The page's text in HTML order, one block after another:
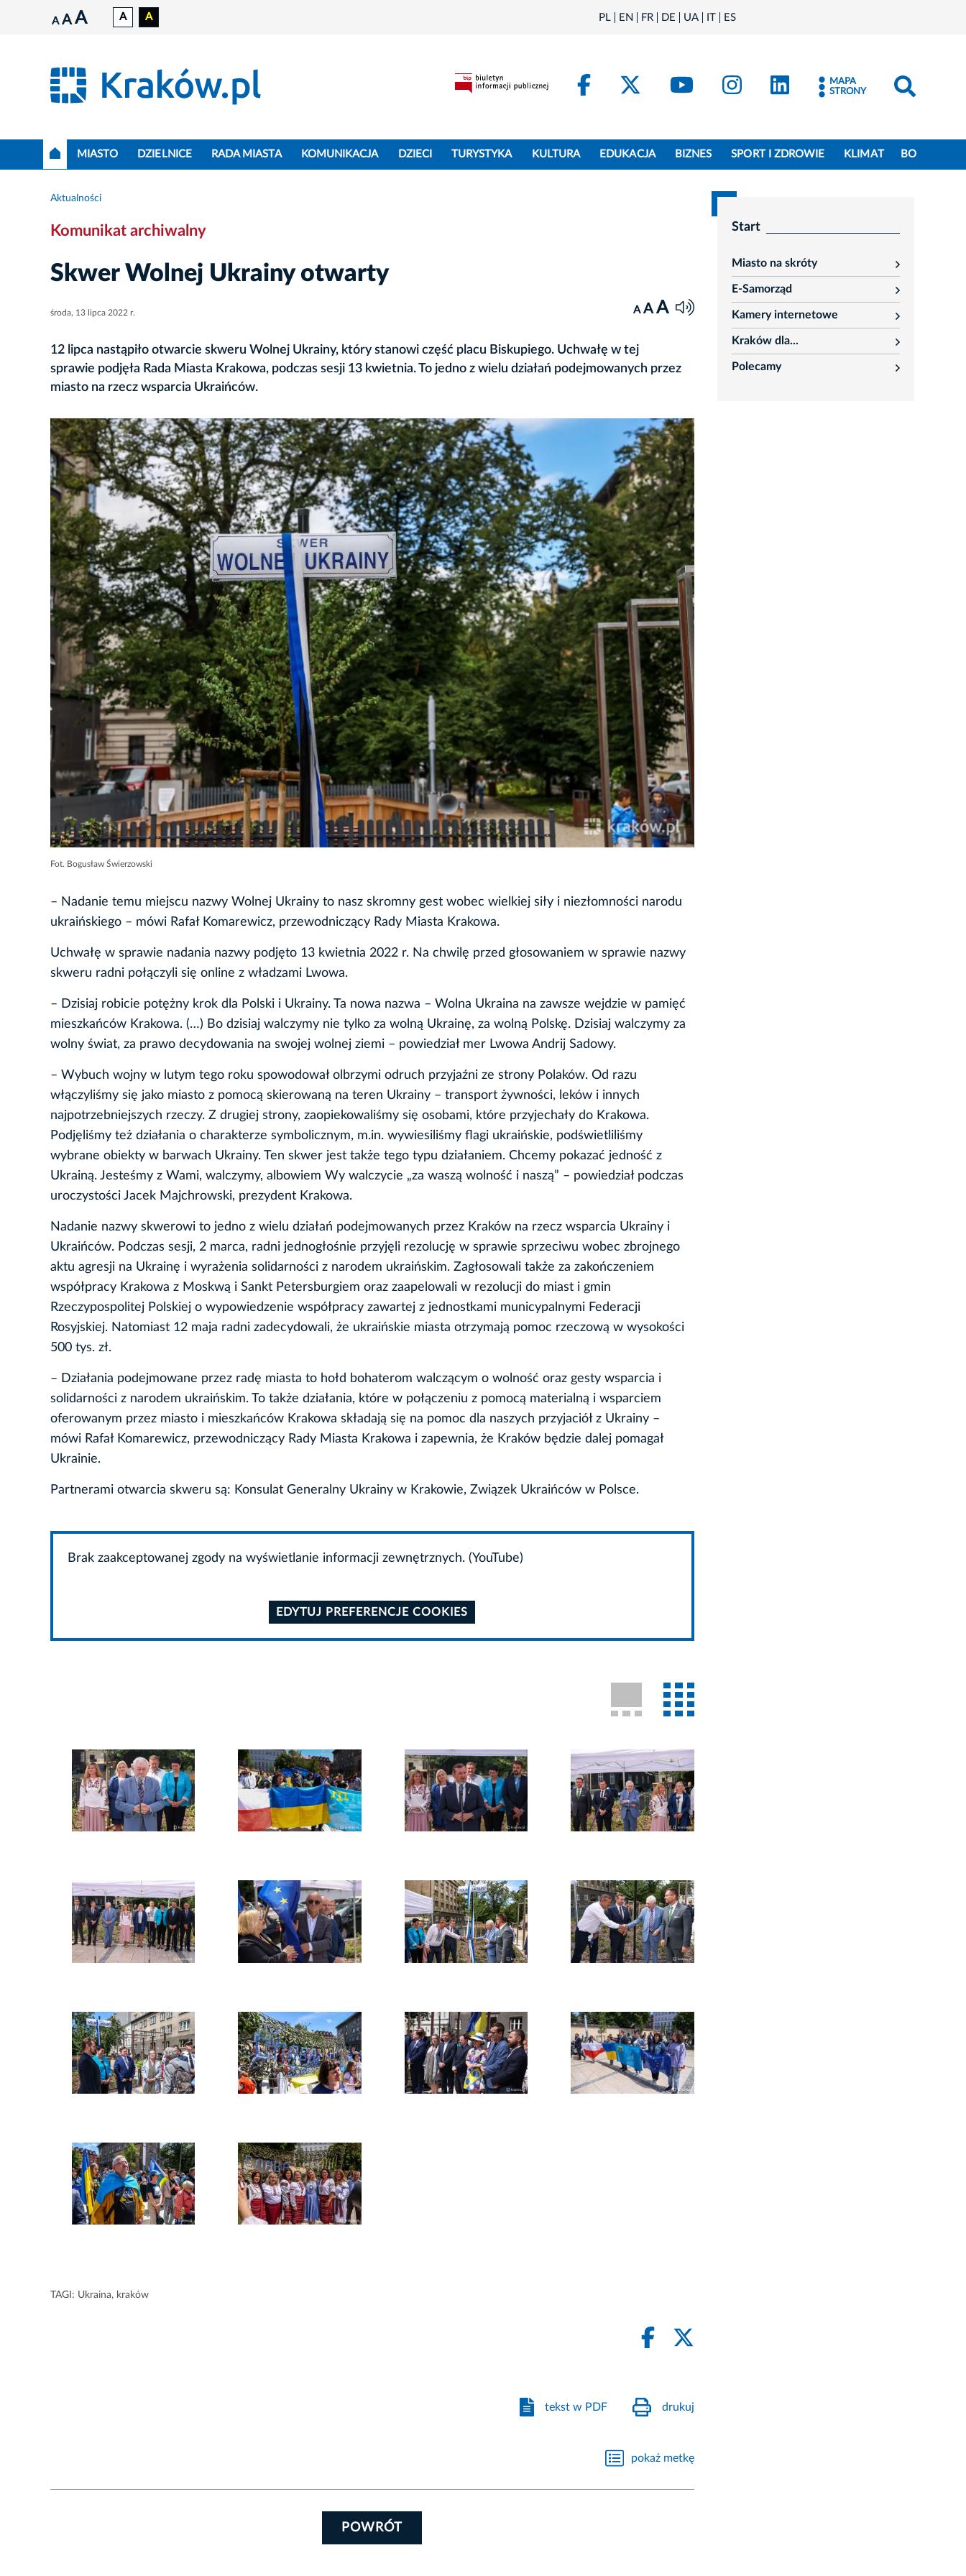
A A A A A PL EN FR DE UA IT ES
FacebookKraków - X
Kraków - YouTube
Kraków - Instagram
Kraków - LinkedIn
MAPA
STRONY
MIASTO DZIELNICE RADA MIASTA KOMUNIKACJA DZIECI TURYSTYKA KULTURA EDUKACJA BIZNES SPORT I ZDROWIE KLIMAT BO
Aktualności
Komunikat archiwalny
Skwer Wolnej Ukrainy otwarty
środa, 13 lipca 2022 r. A A A
12 lipca nastąpiło otwarcie skweru Wolnej Ukrainy, który stanowi część placu Biskupiego. Uchwałę w tej
sprawie podjęła Rada Miasta Krakowa, podczas sesji 13 kwietnia. To jedno z wielu działań podejmowanych przez
miasto na rzecz wsparcia Ukraińców.
Fot. Bogusław Świerzowski
– Nadanie temu miejscu nazwy Wolnej Ukrainy to nasz skromny gest wobec wielkiej siły i niezłomności narodu
ukraińskiego – mówi Rafał Komarewicz, przewodniczący Rady Miasta Krakowa.
Uchwałę w sprawie nadania nazwy podjęto 13 kwietnia 2022 r. Na chwilę przed głosowaniem w sprawie nazwy
skweru radni połączyli się online z władzami Lwowa.
– Dzisiaj robicie potężny krok dla Polski i Ukrainy. Ta nowa nazwa – Wolna Ukraina na zawsze wejdzie w pamięć
mieszkańców Krakowa. (…) Bo dzisiaj walczymy nie tylko za wolną Ukrainę, za wolną Polskę. Dzisiaj walczymy za
wolny świat, za prawo decydowania na swojej wolnej ziemi – powiedział mer Lwowa Andrij Sadowy.
– Wybuch wojny w lutym tego roku spowodował olbrzymi odruch przyjaźni ze strony Polaków. Od razu
włączyliśmy się jako miasto z pomocą skierowaną na teren Ukrainy – transport żywności, leków i innych
najpotrzebniejszych rzeczy. Z drugiej strony, zaopiekowaliśmy się osobami, które przyjechały do Krakowa.
Podjęliśmy też działania o charakterze symbolicznym, m.in. wywiesiliśmy flagi ukraińskie, podświetliliśmy
wybrane obiekty w barwach Ukrainy. Ten skwer jest także tego typu działaniem. Chcemy pokazać jedność z
Ukrainą. Jesteśmy z Wami, walczymy, albowiem Wy walczycie „za waszą wolność i naszą” – powiedział podczas
uroczystości Jacek Majchrowski, prezydent Krakowa.
Nadanie nazwy skwerowi to jedno z wielu działań podejmowanych przez Kraków na rzecz wsparcia Ukrainy i
Ukraińców. Podczas sesji, 2 marca, radni jednogłośnie przyjęli rezolucję w sprawie sprzeciwu wobec zbrojnego
aktu agresji na Ukrainę i wyrażenia solidarności z narodem ukraińskim. Zagłosowali także za zakończeniem
współpracy Krakowa z Moskwą i Sankt Petersburgiem oraz zaapelowali w rezolucji do miast i gmin
Rzeczypospolitej Polskiej o wypowiedzenie współpracy zawartej z jednostkami municypalnymi Federacji
Rosyjskiej. Natomiast 12 maja radni zadecydowali, że ukraińskie miasta otrzymają pomoc rzeczową w wysokości
500 tys. zł.
– Działania podejmowane przez radę miasta to hołd bohaterom walczącym o wolność oraz gesty wsparcia i
solidarności z narodem ukraińskim. To także działania, które w połączeniu z pomocą materialną i wsparciem
oferowanym przez miasto i mieszkańców Krakowa składają się na pomoc dla naszych przyjaciół z Ukrainy –
mówi Rafał Komarewicz, przewodniczący Rady Miasta Krakowa i zapewnia, że Kraków będzie dalej pomagał
Ukrainie.
Partnerami otwarcia skweru są: Konsulat Generalny Ukrainy w Krakowie, Związek Ukraińców w Polsce.
Brak zaakceptowanej zgody na wyświetlanie informacji zewnętrznych. (YouTube)
EDYTUJ PREFERENCJE COOKIES
TAGI: Ukraina, kraków
tekst w PDF drukuj
pokaż metkę
POWRÓT
Start
Miasto na skróty
rozwiń
E-Samorząd
rozwiń
Kamery internetowe
rozwiń
Kraków dla...
rozwiń
Polecamy
rozwiń